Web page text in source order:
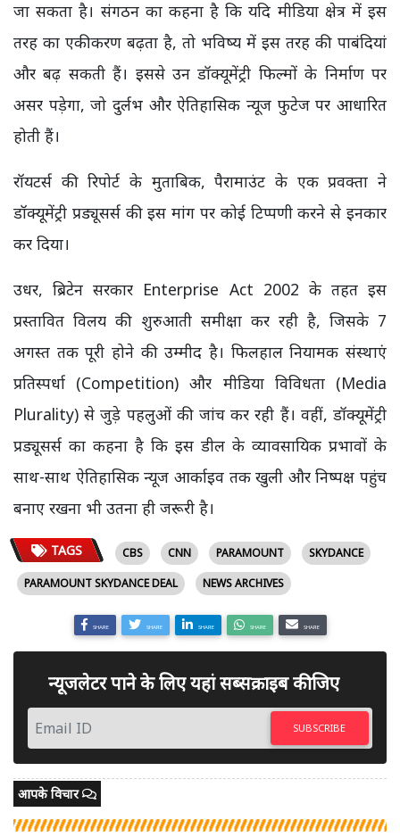
जा सकता है। संगठन का कहना है कि यदि मीडिया क्षेत्र में इस
तरह का एकीकरण बढ़ता है, तो भविष्य में इस तरह की पाबंदियां
और बढ़ सकती हैं। इससे उन डॉक्यूमेंट्री फिल्मों के निर्माण पर
असर पड़ेगा, जो दुर्लभ और ऐतिहासिक न्यूज फुटेज पर आधारित
होती हैं।
रॉयटर्स की रिपोर्ट के मुताबिक, पैरामाउंट के एक प्रवक्ता ने
डॉक्यूमेंट्री प्रड्यूसर्स की इस मांग पर कोई टिप्पणी करने से इनकार
कर दिया।
उधर, ब्रिटेन सरकार Enterprise Act 2002 के तहत इस
प्रस्तावित विलय की शुरुआती समीक्षा कर रही है, जिसके 7
अगस्त तक पूरी होने की उम्मीद है। फिलहाल नियामक संस्थाएं
प्रतिस्पर्धा (Competition) और मीडिया विविधता (Media
Plurality) से जुड़े पहलुओं की जांच कर रही हैं। वहीं, डॉक्यूमेंट्री
प्रड्यूसर्स का कहना है कि इस डील के व्यावसायिक प्रभावों के
साथ-साथ ऐतिहासिक न्यूज आर्काइव तक खुली और निष्पक्ष पहुंच
बनाए रखना भी उतना ही जरूरी है।
TAGS CBS CNN PARAMOUNT
SKYDANCE
PARAMOUNT SKYDANCE DEAL
NEWS ARCHIVES
SHARE SHARE SHARE SHARE SHARE
न्यूजलेटर पाने के लिए यहां सब्सक्राइब कीजिए
SUBSCRIBE
आपके विचार